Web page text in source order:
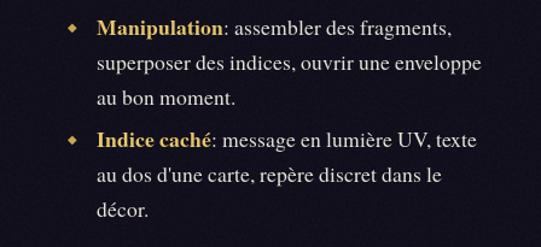
◆ Manipulation: assembler des fragments,
superposer des indices, ouvrir une enveloppe
au bon moment.
◆ Indice caché: message en lumière UV, texte
au dos d'une carte, repère discret dans le
décor.